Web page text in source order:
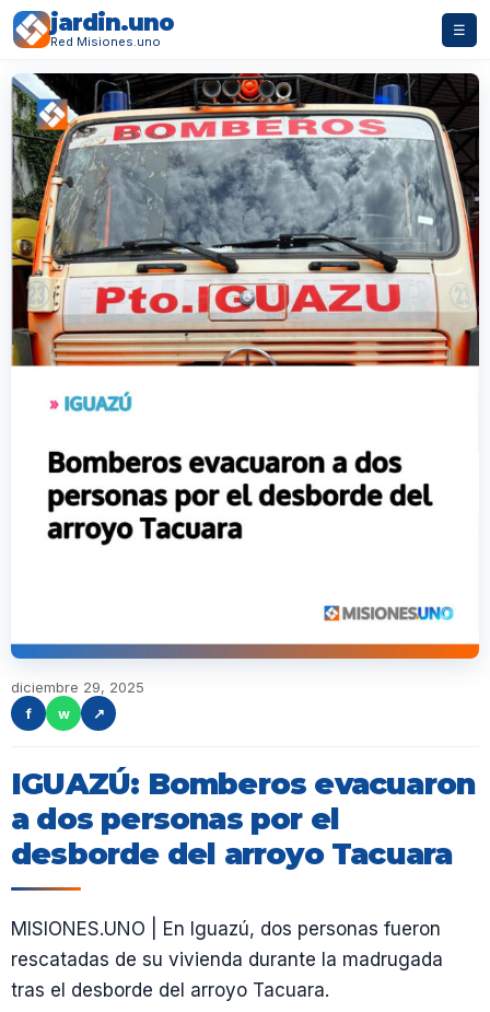
jardin.uno
Red Misiones.uno
☰
diciembre 29, 2025
f
w ↗
IGUAZÚ: Bomberos evacuaron
a dos personas por el
desborde del arroyo Tacuara
MISIONES.UNO | En Iguazú, dos personas fueron
rescatadas de su vivienda durante la madrugada
tras el desborde del arroyo Tacuara.